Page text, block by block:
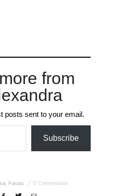
from
posts sent to your email.
Subscribe
Favas 0 Comentários